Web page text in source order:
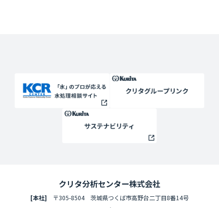
クリタ分析センター株式会社
[本社] 〒305-8504 茨城県つくば市高野台二丁目8番14号